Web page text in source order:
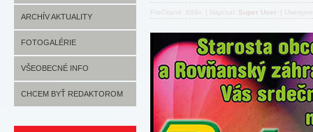
ARCHÍV AKTUALITY
FOTOGALÉRIE
VŠEOBECNÉ INFO
CHCEM BYŤ REDAKTOROM
Prečítané: 669x Napísal: Super User